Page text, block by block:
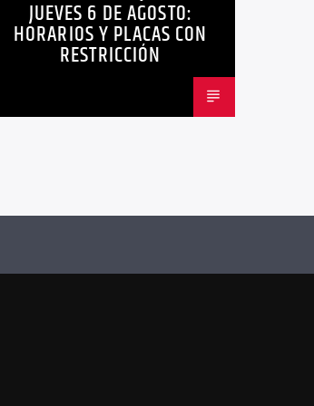
JUEVES 6 DE AGOSTO:
HORARIOS Y PLACAS CON
RESTRICCIÓN